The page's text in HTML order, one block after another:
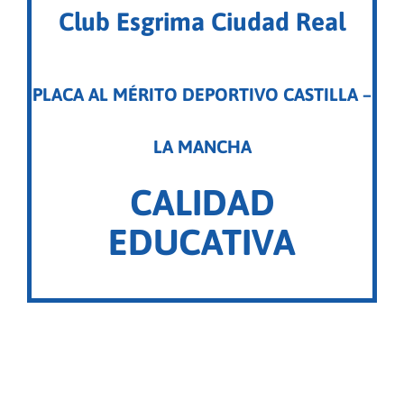
Club Esgrima Ciudad Real
PLACA AL MÉRITO DEPORTIVO CASTILLA –
LA MANCHA
CALIDAD
EDUCATIVA